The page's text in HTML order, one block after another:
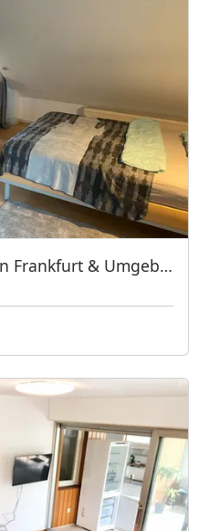
Schöne Wohnungen in Frankfurt & Umgebung - PIM APARTMENTS